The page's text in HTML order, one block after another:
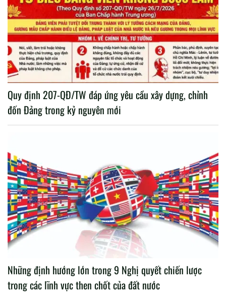
Quy định 207-QĐ/TW đáp ứng yêu cầu xây dựng, chỉnh
đốn Đảng trong kỷ nguyên mới
Những định hướng lớn trong 9 Nghị quyết chiến lược
trong các lĩnh vực then chốt của đất nước